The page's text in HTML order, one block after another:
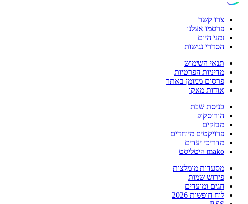
צרו קשר
פרסמו אצלנו
זמני היום
הסדרי נגישות
תנאי השימוש
מדיניות הפרטיות
פרסום ממומן באתר
אודות מאקו
כניסת שבת
הורוסקופ
מבזקים
פרויקטים מיוחדים
מדריכי יעדים
mako היטליסט
מסעדות מומלצות
פירוש שמות
חגים ומועדים
לוח חופשות 2026